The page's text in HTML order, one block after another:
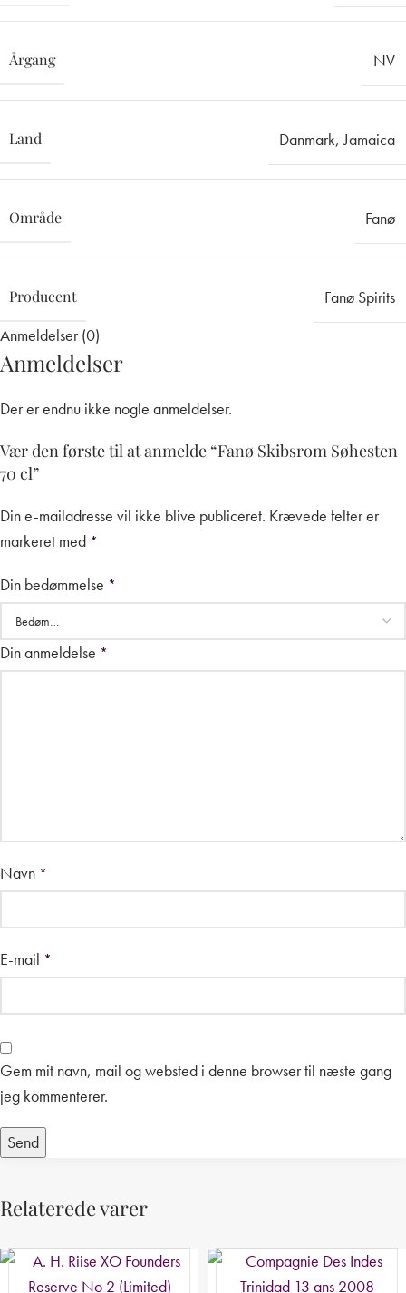
Årgang NV
Land Danmark,Jamaica
Område Fanø
Producent
Fanø Spirits
Anmeldelser (0)
Anmeldelser
Der er endnu ikke nogle anmeldelser.
Vær den første til at anmelde “Fanø Skibsrom Søhesten
70 cl”
Din e-mailadresse vil ikke blive publiceret. Krævede felter er
markeret med *
Din bedømmelse *
Din anmeldelse *
Navn *
E-mail *
Gem mit navn, mail og websted i denne browser til næste gang
jeg kommenterer.
Relaterede varer